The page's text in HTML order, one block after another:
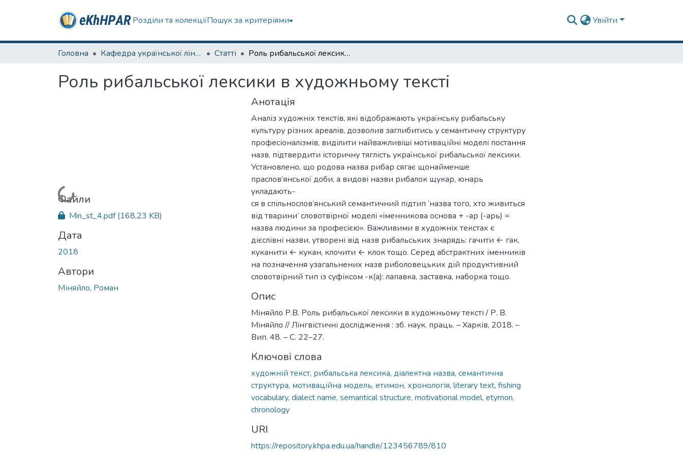
Розділи та колекціїПошук за критеріями Увійти
Головна Кафедра української лінгвістики, літератури та методики навчання Статті Роль рибальської лексики в художньому тексті
Роль рибальської лексики в художньому тексті
Вантажиться...
Файли
Min_st_4.pdf(168,23 KB)
Дата
2018
Автори
Міняйло, Роман
Анотація
Аналіз художніх текстів, які відображають українську рибальську
культуру різних ареалів, дозволив заглибитись у семантичну структуру
професіоналізмів, виділити найважливіші мотиваційні моделі постання
назв, підтвердити історичну тяглість української рибальської лексики.
Установлено, що родова назва рибар сягає щонайменше
праслов’янської доби, а видові назви рибалок щукар, юнарь
укладають-
ся в спільнослов’янський семантичний підтип ‘назва того, хто живиться
від тварини’ словотвірної моделі «іменникова основа + -ар (-арь) =
назва людини за професією». Важливими в художніх текстах є
дієслівні назви, утворені від назв рибальських знарядь: гачити ← гак,
куканити ← кукан, клочити ← клок тощо. Серед абстрактних іменників
на позначення узагальнених назв риболовецьких дій продуктивний
словотвірний тип із суфіксом -к(а): лапавка, заставка, наборка тощо.
Опис
Міняйло Р.В. Роль рибальської лексики в художньому тексті / Р. В.
Міняйло // Лінгвістичні дослідження : зб. наук. праць. – Харків, 2018. –
Вип. 48. – С. 22–27.
Ключові слова
художній текст, рибальська лексика, діалектна назва, семантична
структура, мотиваційна модель, етимон, хронологія, literary text, fishing
vocabulary, dialect name, semantical structure, motivational model, etymon,
chronology
URI
https://repository.khpa.edu.ua/handle/123456789/810